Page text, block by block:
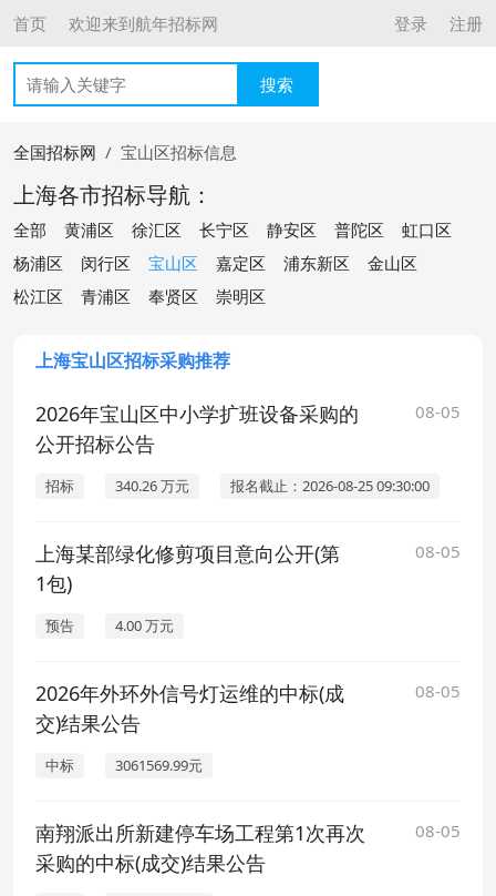
首页 欢迎来到航年招标网 登录 注册
搜索
全国招标网 宝山区招标信息
上海各市招标导航：
全部 黄浦区 徐汇区 长宁区 静安区 普陀区
虹口区
杨浦区
闵行区 宝山区 嘉定区 浦东新区
金山区
松江区
青浦区 奉贤区 崇明区
上海宝山区招标采购推荐
2026年宝山区中小学扩班设备采购的
公开招标公告
08-05
招标 340.26 万元 报名截止：2026-08-25 09:30:00
上海某部绿化修剪项目意向公开(第
1包)
08-05
预告 4.00 万元
2026年外环外信号灯运维的中标(成
交)结果公告
08-05
中标 3061569.99元
南翔派出所新建停车场工程第1次再次
采购的中标(成交)结果公告
08-05